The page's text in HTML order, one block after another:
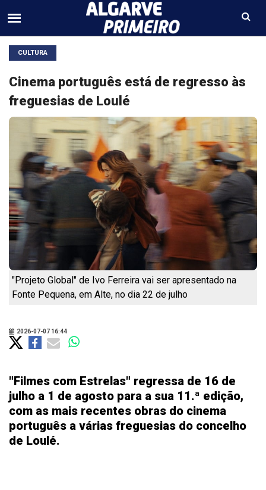
CULTURA
Cinema português está de regresso às
freguesias de Loulé
"Projeto Global" de Ivo Ferreira vai ser apresentado na
Fonte Pequena, em Alte, no dia 22 de julho
2026-07-07 16:44
"Filmes com Estrelas" regressa de 16 de
julho a 1 de agosto para a sua 11.ª edição,
com as mais recentes obras do cinema
português a várias freguesias do concelho
de Loulé.